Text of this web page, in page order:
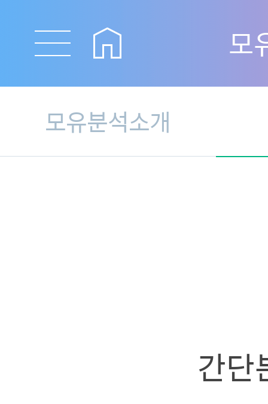
모
모유분석소개
간단